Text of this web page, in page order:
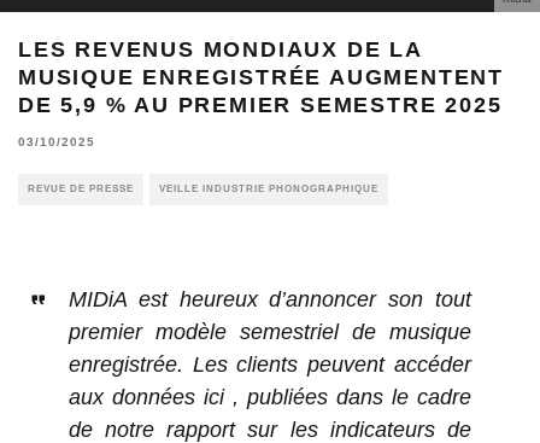
LES REVENUS MONDIAUX DE LA
MUSIQUE ENREGISTRÉE AUGMENTENT
DE 5,9 % AU PREMIER SEMESTRE 2025
03/10/2025
REVUE DE PRESSE VEILLE INDUSTRIE PHONOGRAPHIQUE
MIDiA est heureux d’annoncer son tout
premier modèle semestriel de musique
enregistrée. Les clients peuvent accéder
aux données ici , publiées dans le cadre
de notre rapport sur les indicateurs de